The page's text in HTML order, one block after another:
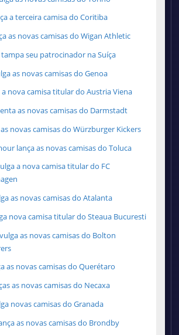
a terceira camisa do Coritiba
as novas camisas do Wigan Athletic
seu patrocinador na Suíça
as novas camisas do Genoa
a nova camisa titular do Austria Viena
as novas camisas do Darmstadt
as novas camisas do Würzburger Kickers
lança as novas camisas do Toluca
a nova camisa titular do FC
as novas camisas do Atalanta
nova camisa titular do Steaua Bucuresti
as novas camisas do Bolton
as novas camisas do Querétaro
as novas camisas do Necaxa
novas camisas do Granada
as novas camisas do Brondby